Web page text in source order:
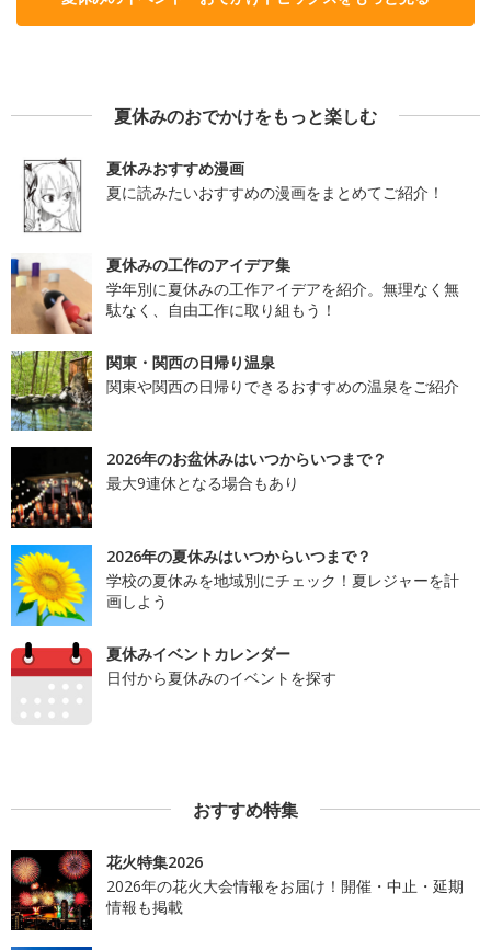
夏休みのおでかけをもっと楽しむ
夏休みおすすめ漫画
夏に読みたいおすすめの漫画をまとめてご紹介！
夏休みの工作のアイデア集
学年別に夏休みの工作アイデアを紹介。無理なく無
駄なく、自由工作に取り組もう！
関東・関西の日帰り温泉
関東や関西の日帰りできるおすすめの温泉をご紹介
2026年のお盆休みはいつからいつまで？
最大9連休となる場合もあり
2026年の夏休みはいつからいつまで？
学校の夏休みを地域別にチェック！夏レジャーを計
画しよう
夏休みイベントカレンダー
日付から夏休みのイベントを探す
おすすめ特集
花火特集2026
2026年の花火大会情報をお届け！開催・中止・延期
情報も掲載